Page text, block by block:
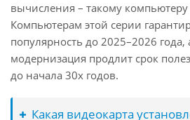
вычисления – такому компьютеру
Компьютерам этой серии
популярность до 2025–2026 года,
модернизация продлит срок
до начала 30х годов.
Какая видеокарта